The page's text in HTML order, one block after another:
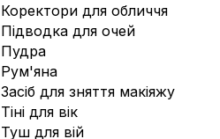
Коректори для обличчя
Підводка для очей
Пудра
Рум'яна
Засіб для зняття макіяжу
Тіні для вік
Туш для вій